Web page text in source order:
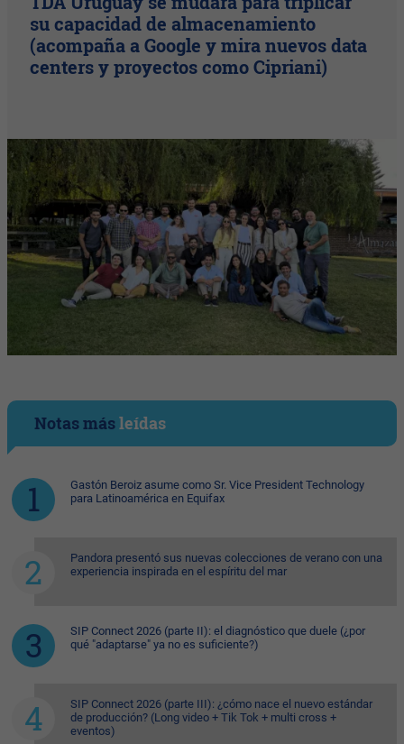
su capacidad de almacenamiento
(acompaña a Google y mira nuevos data
centers y proyectos como Cipriani)
Notas másleídas
Gastón Beroiz asume como Sr. Vice President Technology
para Latinoamérica en Equifax
Pandora presentó sus nuevas colecciones de verano con una
experiencia inspirada en el espíritu del mar
SIP Connect 2026 (parte II): el diagnóstico que duele (¿por
qué "adaptarse" ya no es suficiente?)
SIP Connect 2026 (parte III): ¿cómo nace el nuevo estándar
de producción? (Long video + Tik Tok + multi cross +
eventos)